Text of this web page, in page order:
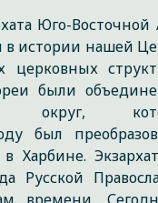
Юго-Восточной
в истории нашей
церковных
были
округ,
был
Харбине.
Русской